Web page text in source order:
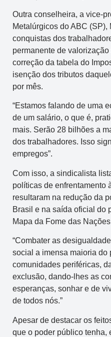
Outra conselheira, a vice-
Metalúrgicos do ABC
conquistas dos
permanente de
correção da tabela do
isenção dos tributos
por mês.
“Estamos falando de uma
de um salário, o que é,
mais. Serão 28 bilhões a
dos trabalhadores. Isso
empregos”.
Com isso, a sindicalista
políticas de enfrentamento
resultaram na redução da
Brasil e na saída oficial do
Mapa da Fome das
“Combater as
social a imensa maioria do
comunidades periféricas,
exclusão, dando-lhes as
esperanças, sonhar e de
de todos nós.”
Apesar de destacar os
que o poder público tenha,